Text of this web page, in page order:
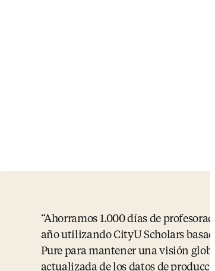
Ahorramos 1.000 días de
año utilizando CityU Scholars
Pure para mantener una visión
actualizada de los datos de